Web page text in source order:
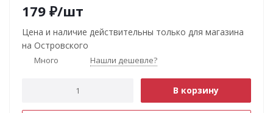
179 ₽/шт
Цена и наличие действительны только для магазина
на Островского
Много Нашли дешевле?
В корзину